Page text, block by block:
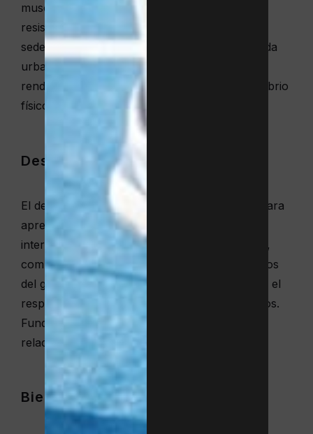
muscular, la postura, la coordinación, la
resistencia. También ayuda a combatir el
sedentarismo asociado a las pantallas y a la vida
urbana. Un niño activo suele descansar mejor,
rendir con más energía y mostrar mayor equilibrio
físico.
Desarrollo social
El deporte es uno de los mejores escenarios para
aprender a convivir. Permite a los niños
interiorizar los
valores del deporte en equipo ,
compartir turnos y objetivos, celebrar los logros
del grupo, animar a los amigos… Esto fomenta el
respeto por los compañeros y por ellos mismos.
Fundamental para el desarrollo personal y las
relaciones sociales.
Bienestar emocional